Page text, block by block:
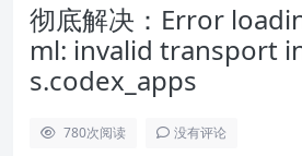
彻底解决：Error
ml: invalid transport
s.codex_apps
780次阅读 没有评论